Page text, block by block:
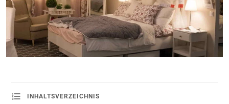
INHALTSVERZEICHNIS